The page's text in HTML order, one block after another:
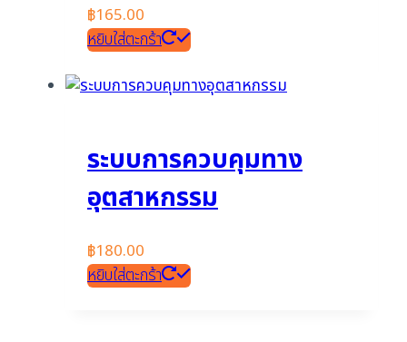
฿165.00
หยิบใส่ตะกร้า
ระบบการควบคุมทาง
อุตสาหกรรม
฿180.00
หยิบใส่ตะกร้า